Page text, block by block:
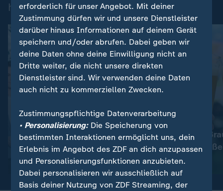
heute-Nachrichten: Einzelbeiträge
Wetter:
So wird das Wetter
Video1:17
Immer mehr
müssen
Video1:33
erforderlich für unser Angebot. Mit deiner
Zustimmung dürfen wir und unsere Dienstleister
darüber hinaus Informationen auf deinem Gerät
speichern und/oder abrufen. Dabei geben wir
deine Daten ohne deine Einwilligung nicht an
Dritte weiter, die nicht unsere direkten
Dienstleister sind. Wir verwenden deine Daten
auch nicht zu kommerziellen Zwecken.
Zustimmungspflichtige Datenverarbeitung
• Personalisierung:Die Speicherung von
bestimmten Interaktionen ermöglicht uns, dein
Erlebnis im Angebot des ZDF an dich anzupassen
und Personalisierungsfunktionen anzubieten.
Dabei personalisieren wir ausschließlich auf
Basis deiner Nutzung von ZDF Streaming, der